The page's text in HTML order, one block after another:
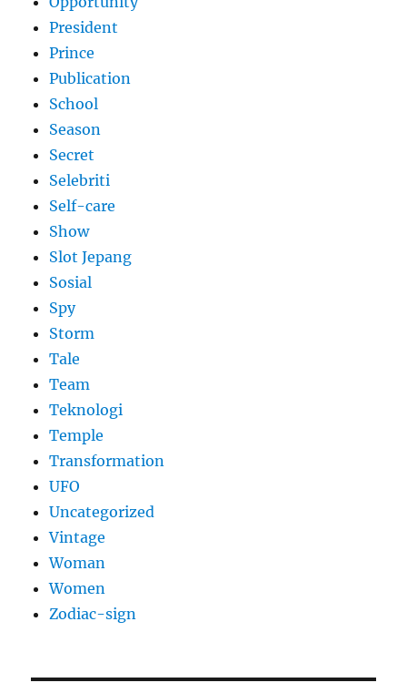
President
Prince
Publication
School
Season
Secret
Selebriti
Self-care
Show
Slot Jepang
Sosial
Spy
Storm
Tale
Team
Teknologi
Temple
Transformation
UFO
Uncategorized
Vintage
Woman
Women
Zodiac-sign